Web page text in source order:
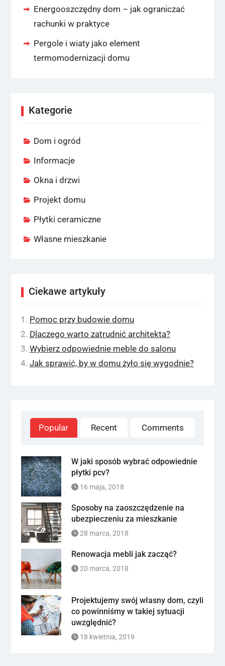
Energooszczędny dom – jak ograniczać
rachunki w praktyce
Pergole i wiaty jako element
termomodernizacji domu
Kategorie
Dom i ogród
Informacje
Okna i drzwi
Projekt domu
Płytki ceramiczne
Własne mieszkanie
Ciekawe artykuły
Pomoc przy budowie domu
Dlaczego warto zatrudnić architekta?
Wybierz odpowiednie meble do salonu
Jak sprawić, by w domu żyło się wygodnie?
Popular Recent Comments
W jaki sposób wybrać odpowiednie
płytki pcv?
16 maja, 2018
Sposoby na zaoszczędzenie na
ubezpieczeniu za mieszkanie
28 marca, 2018
Renowacja mebli jak zacząć?
20 marca, 2018
Projektujemy swój własny dom, czyli
co powinniśmy w takiej sytuacji
uwzględnić?
18 kwietnia, 2019